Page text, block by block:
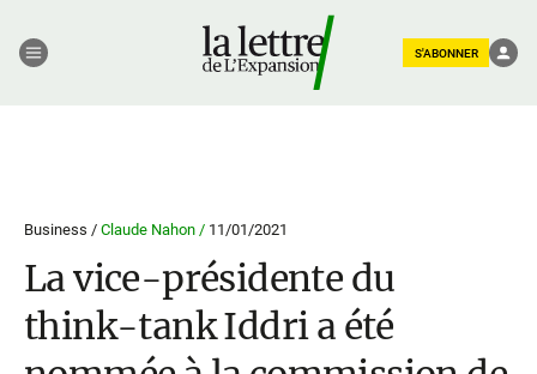
S'ABONNER
Business / Claude Nahon / 11/01/2021
La vice-présidente du
think-tank Iddri a été